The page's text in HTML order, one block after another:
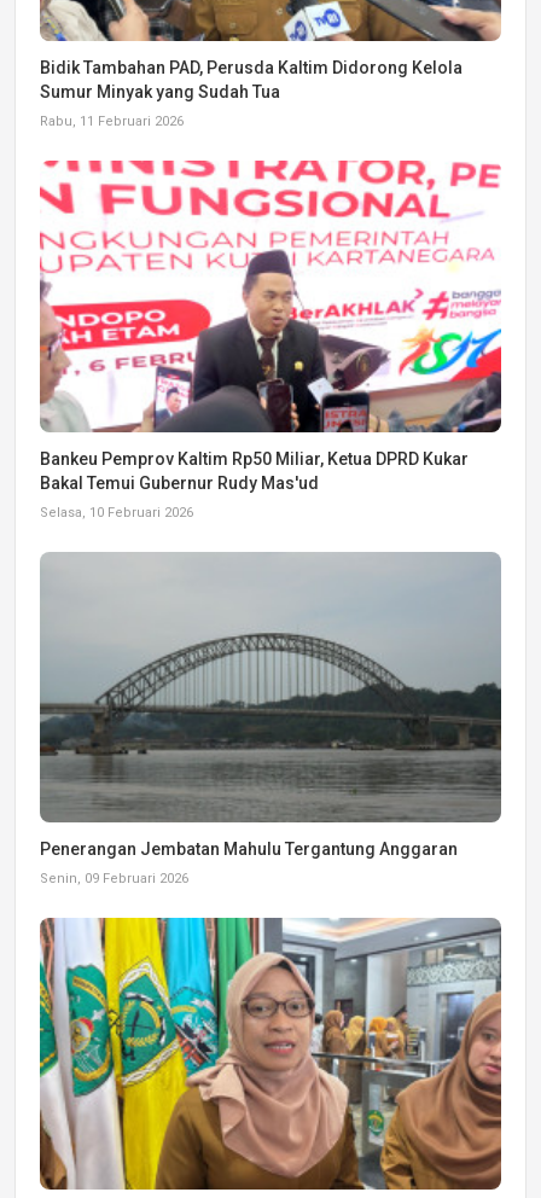
Bidik Tambahan PAD, Perusda Kaltim Didorong Kelola
Sumur Minyak yang Sudah Tua
Rabu, 11 Februari 2026
Bankeu Pemprov Kaltim Rp50 Miliar, Ketua DPRD Kukar
Bakal Temui Gubernur Rudy Mas'ud
Selasa, 10 Februari 2026
Penerangan Jembatan Mahulu Tergantung Anggaran
Senin, 09 Februari 2026